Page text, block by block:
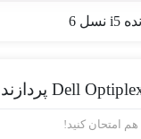
امتحان کنید!